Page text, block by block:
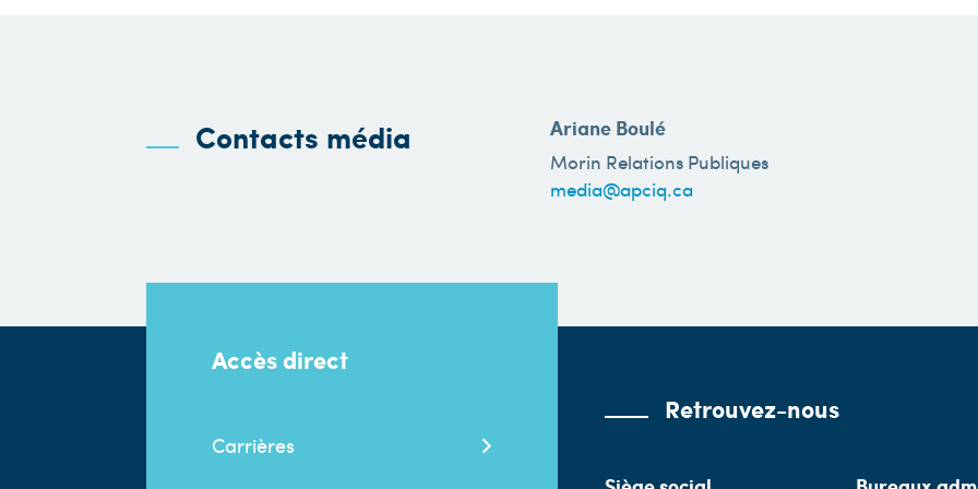
Contacts média Ariane Boulé
Morin Relations Publiques
media@apciq.ca
Accès direct
Carrières
Retrouvez-nous